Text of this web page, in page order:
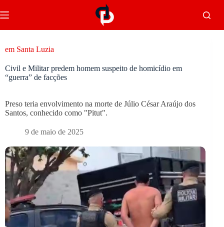
em Santa Luzia
Civil e Militar predem homem suspeito de homicídio em
“guerra” de facções
Preso teria envolvimento na morte de Júlio César Araújo dos
Santos, conhecido como "Pitut".
9 de maio de 2025